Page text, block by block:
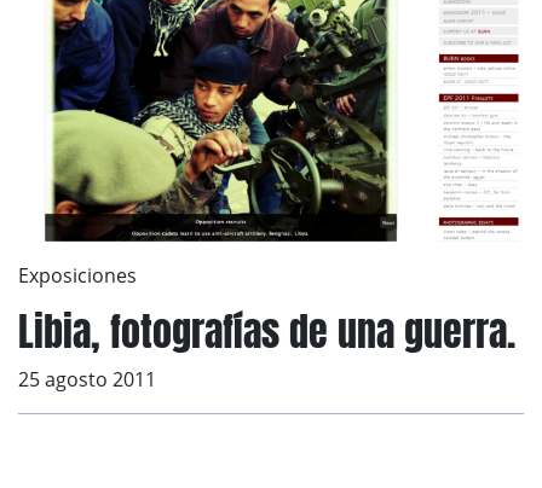
Exposiciones
Libia, fotografías de una guerra.
25 agosto 2011